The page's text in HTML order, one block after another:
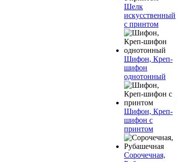
Шелк
искусственный
с принтом
Шифон, Креп-
шифон
однотонный
Шифон, Креп-
шифон с
принтом
Сорочечная,